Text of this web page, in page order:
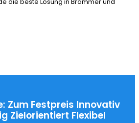
Zum Festpreis Innovativ
Zielorientiert Flexibel